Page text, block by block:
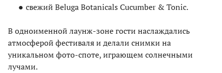
свежий Beluga Botanicals Cucumber & Tonic.
В одноименной лаунж-зоне гости наслаждались
атмосферой фестиваля и делали снимки на
уникальном фото-споте, играющем солнечными
лучами.